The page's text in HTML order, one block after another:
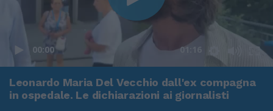
00:00 01:16
Leonardo Maria Del Vecchio dall'ex compagna
in ospedale. Le dichiarazioni ai giornalisti